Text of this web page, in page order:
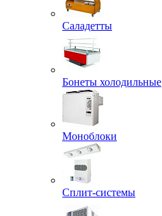
Саладетты
Бонеты холодильные
Моноблоки
Сплит-системы